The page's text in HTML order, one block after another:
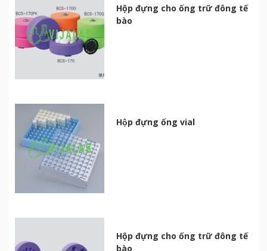
Hộp đựng cho ống trữ đông tế
bào
Hộp đựng ống vial
Hộp đựng cho ống trữ đông tế
bào